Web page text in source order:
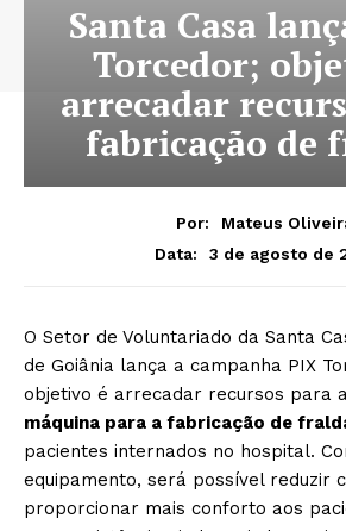
Santa Casa
Torcedor;
arrecadar
fabricação de
Por:
Mateus
Data:
3 de agosto de
O Setor de Voluntariado da Santa
de Goiânia lança a campanha PIX
objetivo é arrecadar recursos para
máquina para a fabricação de
pacientes internados no hospital.
equipamento, será possível reduzir
proporcionar mais conforto aos